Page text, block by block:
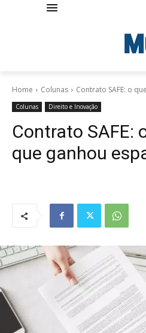
Home Colunas Contrato SAFE: o
Colunas Direito e Inovação
Contrato SAFE:
que ganhou